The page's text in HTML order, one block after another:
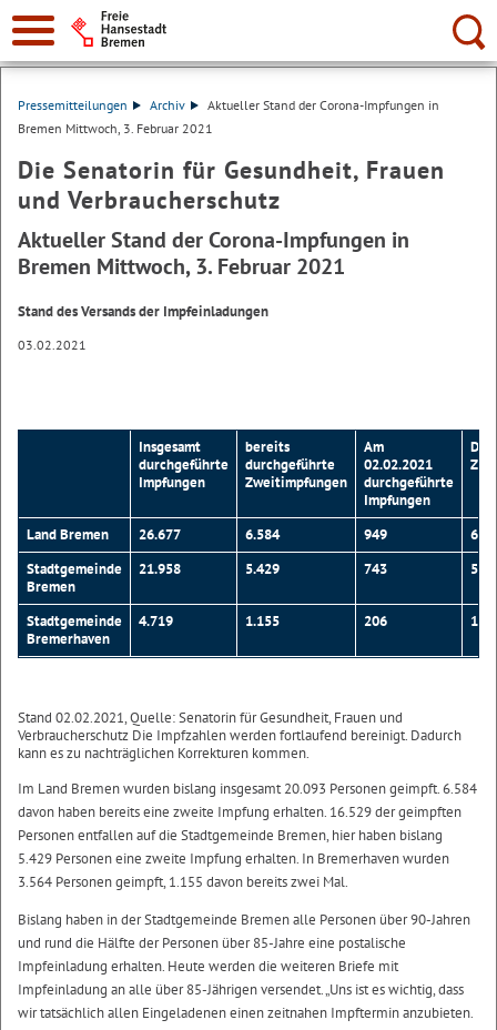
Suche:
Pressemitteilungen Archiv
Aktueller Stand der Corona-Impfungen in
Bremen Mittwoch, 3. Februar 2021
Die Senatorin für Gesundheit, Frauen
und Verbraucherschutz
Aktueller Stand der Corona-Impfungen in
Bremen Mittwoch, 3. Februar 2021
Stand des Versands der Impfeinladungen
03.02.2021
Insgesamt
durchgeführte
Impfungen
bereits
durchgeführte
Zweitimpfungen
Am
02.02.2021
durchgeführte
Impfungen
Land Bremen 26.677 6.584 949
685
Stadtgemeinde
Bremen
21.958 5.429 743 572
Stadtgemeinde
Bremerhaven
4.719 1.155 206 113
Stand 02.02.2021, Quelle: Senatorin für Gesundheit, Frauen und
Verbraucherschutz Die Impfzahlen werden fortlaufend bereinigt. Dadurch
kann es zu nachträglichen Korrekturen kommen.
Im Land Bremen wurden bislang insgesamt 20.093 Personen geimpft. 6.584
davon haben bereits eine zweite Impfung erhalten. 16.529 der geimpften
Personen entfallen auf die Stadtgemeinde Bremen, hier haben bislang
5.429 Personen eine zweite Impfung erhalten. In Bremerhaven wurden
3.564 Personen geimpft, 1.155 davon bereits zwei Mal.
Bislang haben in der Stadtgemeinde Bremen alle Personen über 90-Jahren
und rund die Hälfte der Personen über 85-Jahre eine postalische
Impfeinladung erhalten. Heute werden die weiteren Briefe mit
Impfeinladung an alle über 85-Jährigen versendet. „Uns ist es wichtig, dass
wir tatsächlich allen Eingeladenen einen zeitnahen Impftermin anzubieten.